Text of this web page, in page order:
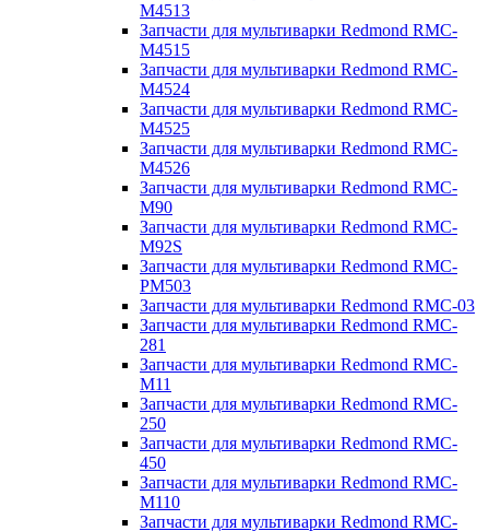
M4513
Запчасти для мультиварки Redmond RMC-
M4515
Запчасти для мультиварки Redmond RMC-
M4524
Запчасти для мультиварки Redmond RMC-
M4525
Запчасти для мультиварки Redmond RMC-
M4526
Запчасти для мультиварки Redmond RMC-
M90
Запчасти для мультиварки Redmond RMC-
M92S
Запчасти для мультиварки Redmond RMC-
PM503
Запчасти для мультиварки Redmond RMC-03
Запчасти для мультиварки Redmond RMC-
281
Запчасти для мультиварки Redmond RMC-
M11
Запчасти для мультиварки Redmond RMC-
250
Запчасти для мультиварки Redmond RMC-
450
Запчасти для мультиварки Redmond RMC-
M110
Запчасти для мультиварки Redmond RMC-